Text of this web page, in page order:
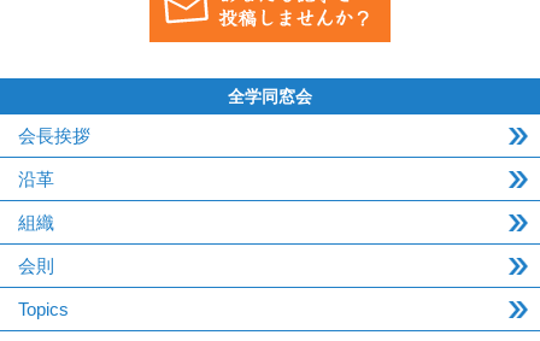
全学同窓会
会長挨拶
沿革
組織
会則
Topics